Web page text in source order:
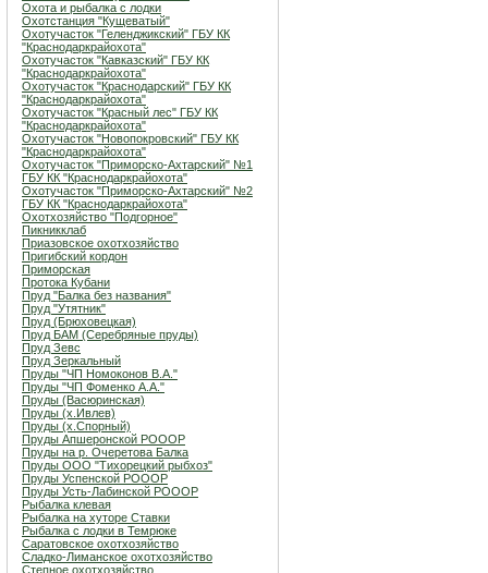
Охота и рыбалка с лодки
Охотстанция "Кущеватый"
Охотучасток "Геленджикский" ГБУ КК
"Краснодаркрайохота"
Охотучасток "Кавказский" ГБУ КК
"Краснодаркрайохота"
Охотучасток "Краснодарский" ГБУ КК
"Краснодаркрайохота"
Охотучасток "Красный лес" ГБУ КК
"Краснодаркрайохота"
Охотучасток "Новопокровский" ГБУ КК
"Краснодаркрайохота"
Охотучасток "Приморско-Ахтарский" №1
ГБУ КК "Краснодаркрайохота"
Охотучасток "Приморско-Ахтарский" №2
ГБУ КК "Краснодаркрайохота"
Охотхозяйство "Подгорное"
Пикникклаб
Приазовское охотхозяйство
Пригибский кордон
Приморская
Протока Кубани
Пруд "Балка без названия"
Пруд "Утятник"
Пруд (Брюховецкая)
Пруд БАМ (Серебряные пруды)
Пруд Зевс
Пруд Зеркальный
Пруды "ЧП Номоконов В.А."
Пруды "ЧП Фоменко А.А."
Пруды (Васюринская)
Пруды (х.Ивлев)
Пруды (х.Спорный)
Пруды Апшеронской РОООР
Пруды на р. Очеретова Балка
Пруды ООО "Тихорецкий рыбхоз"
Пруды Успенской РОООР
Пруды Усть-Лабинской РОООР
Рыбалка клевая
Рыбалка на хуторе Ставки
Рыбалка с лодки в Темрюке
Саратовское охотхозяйство
Сладко-Лиманское охотхозяйство
Степное охотхозяйство